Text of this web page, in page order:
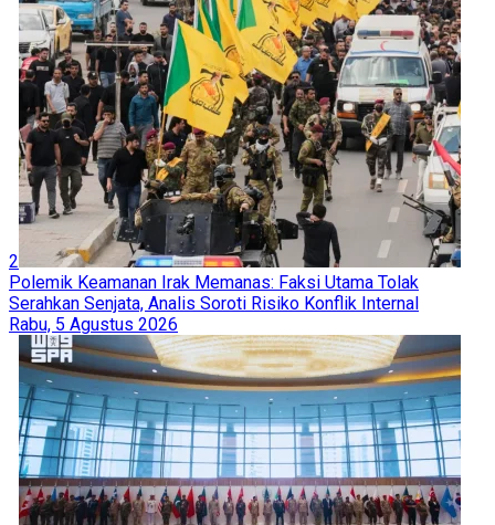
2
Polemik Keamanan Irak Memanas: Faksi Utama Tolak
Serahkan Senjata, Analis Soroti Risiko Konflik Internal
Rabu, 5 Agustus 2026